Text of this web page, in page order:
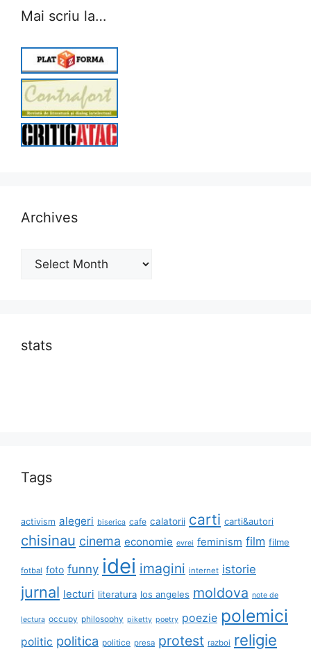
Mai scriu la…
Archives
Archives
stats
Tags
activism alegeri biserica cafe calatorii carti carti&autori
chisinau cinema economie evrei feminism film filme
fotbal foto funny idei imagini internet istorie
jurnal lecturi literatura los angeles moldova note de
lectura occupy philosophy piketty poetry poezie polemici
politic politica politice presa protest razboi religie